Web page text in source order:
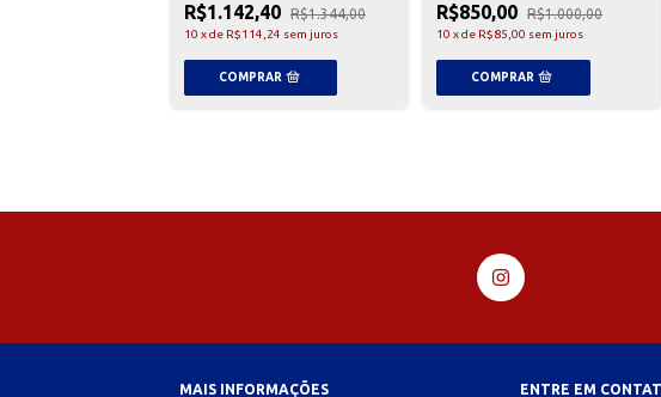
R$1.142,40 R$1.344,00
10 xde R$114,24 sem juros
R$850,00 R$1.000,00
10 xde R$85,00 sem juros
MAIS INFORMAÇÕES ENTRE EM